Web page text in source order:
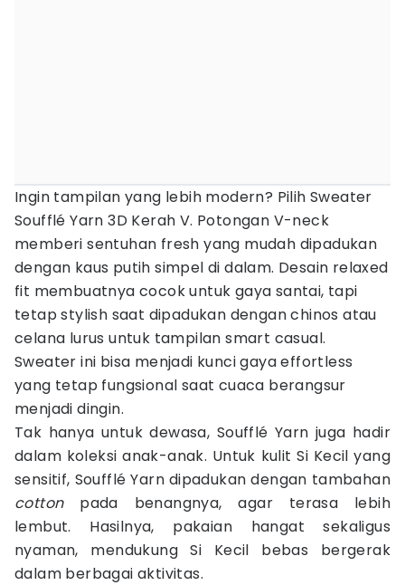
Ingin tampilan yang lebih modern? Pilih Sweater
Soufflé Yarn 3D Kerah V. Potongan V-neck
memberi sentuhan fresh yang mudah dipadukan
dengan kaus putih simpel di dalam. Desain relaxed
fit membuatnya cocok untuk gaya santai, tapi
tetap stylish saat dipadukan dengan chinos atau
celana lurus untuk tampilan smart casual.
Sweater ini bisa menjadi kunci gaya effortless
yang tetap fungsional saat cuaca berangsur
menjadi dingin.
Tak hanya untuk dewasa, Soufflé Yarn juga hadir
dalam koleksi anak-anak. Untuk kulit Si Kecil yang
sensitif, Soufflé Yarn dipadukan dengan tambahan
cotton pada benangnya, agar terasa lebih
lembut. Hasilnya, pakaian hangat sekaligus
nyaman, mendukung Si Kecil bebas bergerak
dalam berbagai aktivitas.